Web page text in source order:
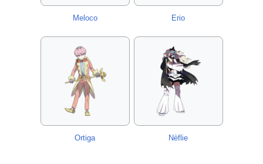
Meloco Erio
Ortiga Nèflie